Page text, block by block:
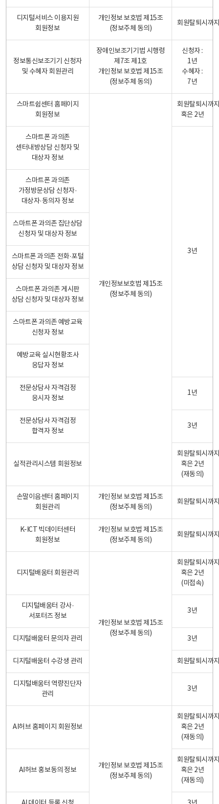
디지털서비스 이용지원
회원정보
개인정보 보호법 제15조
(정보주체 동의)
회원탈퇴시까
정보통신보조기기 신청자
및 수혜자 회원관리
장애인보조기기법 시행령
제7조 제1호
개인정보 보호법 제15조
(정보주체 동의)
신청자 :
1년
수혜자 :
7년
스마트쉼센터 홈페이지
회원정보
개인정보보호법 제15조
(정보주체 동의)
회원탈퇴시까
혹은 2년
스마트폰 과의존
센터내방상담 신청자 및
대상자 정보
3년
스마트폰 과의존
가정방문상담 신청자·
대상자·동의자 정보
스마트폰 과의존 집단상담
신청자 및 대상자 정보
스마트폰 과의존 전화·포털
상담 신청자 및 대상자 정보
스마트폰 과의존 게시판
상담 신청자 및 대상자 정보
스마트폰 과의존 예방교육
신청자 정보
예방교육 실시현황조사
응답자 정보
전문상담사 자격검정
응시자 정보
1년
전문상담사 자격검정
합격자 정보
3년
실적관리시스템 회원정보
회원탈퇴시까
혹은 2년
(재동의)
손말이음센터 홈페이지
회원관리
개인정보 보호법 제15조
(정보주체 동의)
회원탈퇴시까
K-ICT 빅데이터센터
회원정보
개인정보 보호법 제15조
(정보주체 동의)
회원탈퇴시까
디지털배움터 회원관리
개인정보 보호법 제15조
(정보주체 동의)
회원탈퇴시까
혹은 2년
(미접속)
디지털배움터 강사·
서포터즈 정보
3년
디지털배움터 문의자 관리 3년
디지털배움터 수강생 관리 회원탈퇴시까
디지털배움터 역량진단자
관리
3년
AI허브 홈페이지 회원정보
개인정보 보호법 제15조
(정보주체 동의)
회원탈퇴시까
혹은 2년
(재동의)
AI허브 홍보동의 정보
회원탈퇴시까
혹은 2년
(재동의)